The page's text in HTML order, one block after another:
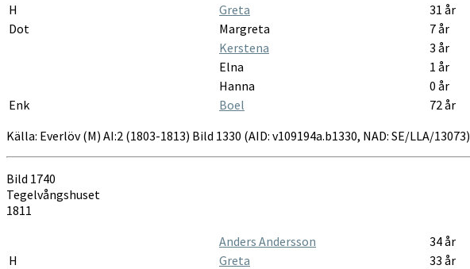
H
Greta
31 år
Dot
Margreta
7 år
Kerstena
3 år
Elna
1 år
Hanna
0 år
Enk
Boel 72 år
Källa: Everlöv (M) AI:2 (1803-1813) Bild 1330 (AID: v109194a.b1330, NAD: SE/LLA/13073)
Bild 1740
Tegelvångshuset
1811
Anders Andersson
34 år
H
Greta
33 år